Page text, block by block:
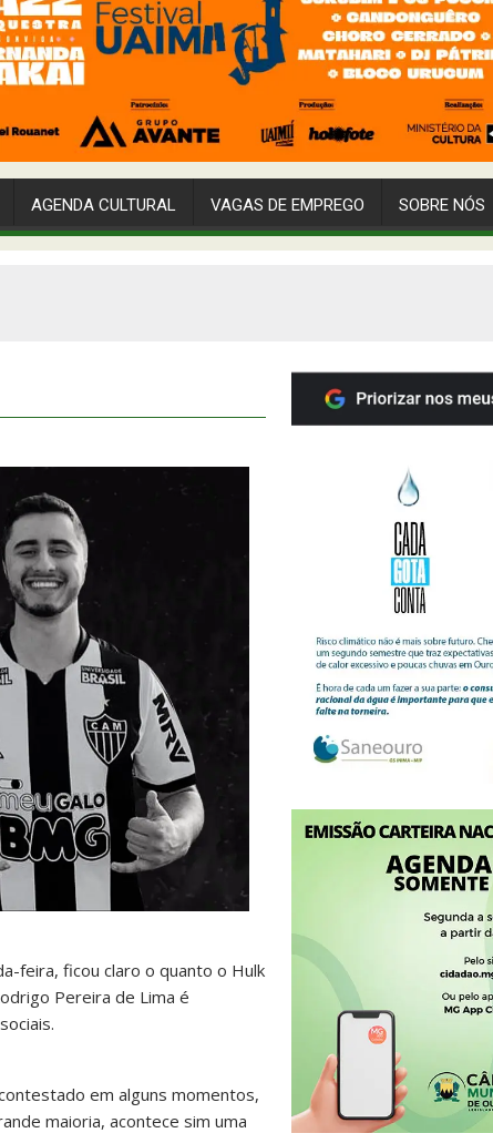
AGENDA CULTURAL VAGAS DE EMPREGO SOBRE NÓS
feira, ficou claro o quanto o Hulk
Pereira de Lima é
em alguns momentos,
maioria, acontece sim uma